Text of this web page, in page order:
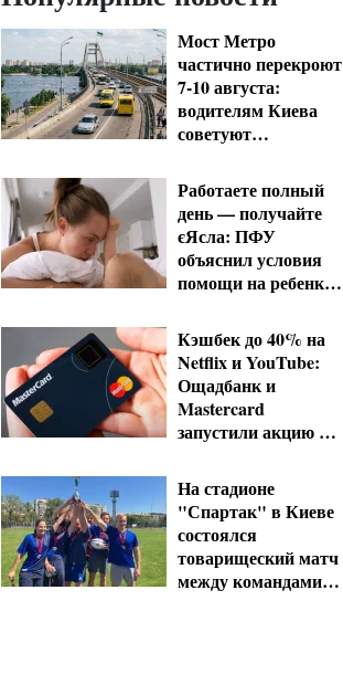
Мост Метро
частично перекроют
7-10 августа:
водителям Киева
советуют
Работаете полный
день — получайте
єЯсла: ПФУ
объяснил условия
помощи на ребенка
Кэшбек до 40% на
Netflix и YouTube:
Ощадбанк и
Mastercard
запустили акцию до
На стадионе
"Спартак" в Киеве
состоялся
товарищеский матч
между командами